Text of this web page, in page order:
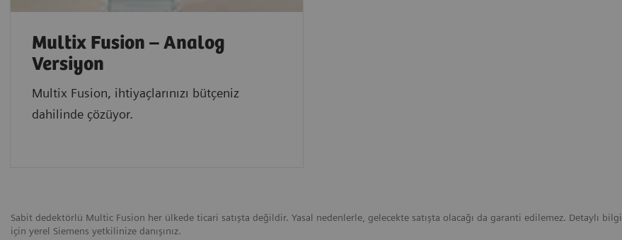
Multix Fusion – Analog
Versiyon
Multix Fusion, ihtiyaçlarınızı bütçeniz
dahilinde çözüyor.
Sabit dedektörlü Multic Fusion her ülkede ticari satışta değildir. Yasal nedenlerle, gelecekte satışta olacağı da garanti edilemez. Detaylı bilgi
için yerel Siemens yetkilinize danışınız.